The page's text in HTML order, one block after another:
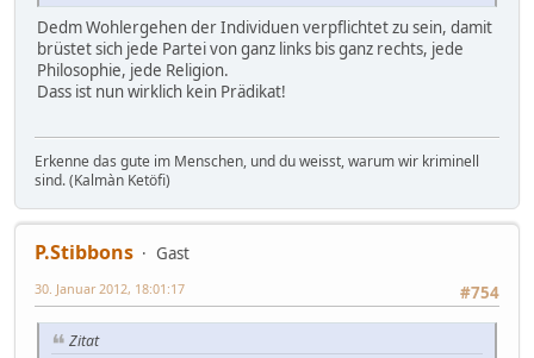
Dedm Wohlergehen der Individuen verpflichtet zu sein, damit
brüstet sich jede Partei von ganz links bis ganz rechts, jede
Philosophie, jede Religion.
Dass ist nun wirklich kein Prädikat!
Erkenne das gute im Menschen, und du weisst, warum wir kriminell
sind. (Kalmàn Ketöfi)
P.Stibbons
Gast
#754
30. Januar 2012, 18:01:17
Zitat